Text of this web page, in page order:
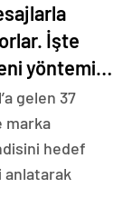
İşte
yöntemi…
gelen 37
marka
hedef
anlatarak